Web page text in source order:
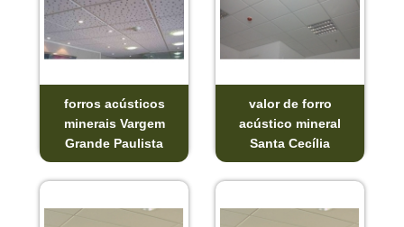
forros acústicos
minerais Vargem
Grande Paulista
valor de forro
acústico mineral
Santa Cecília